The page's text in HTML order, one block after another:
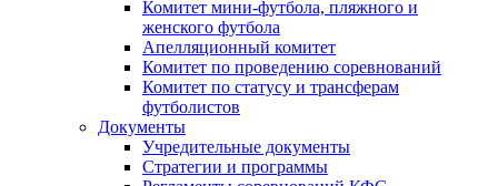
Комитет мини-футбола, пляжного и
женского футбола
Апелляционный комитет
Комитет по проведению соревнований
Комитет по статусу и трансферам
футболистов
Документы
Учредительные документы
Стратегии и программы